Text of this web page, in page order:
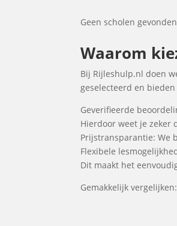
Geen scholen
Waarom
Bij Rijleshulp.nl doen
geselecteerd en
Geverifieerde
Hierdoor weet je zeker
Prijstransparantie: We
Flexibele
Dit maakt het
Gemakkelijk